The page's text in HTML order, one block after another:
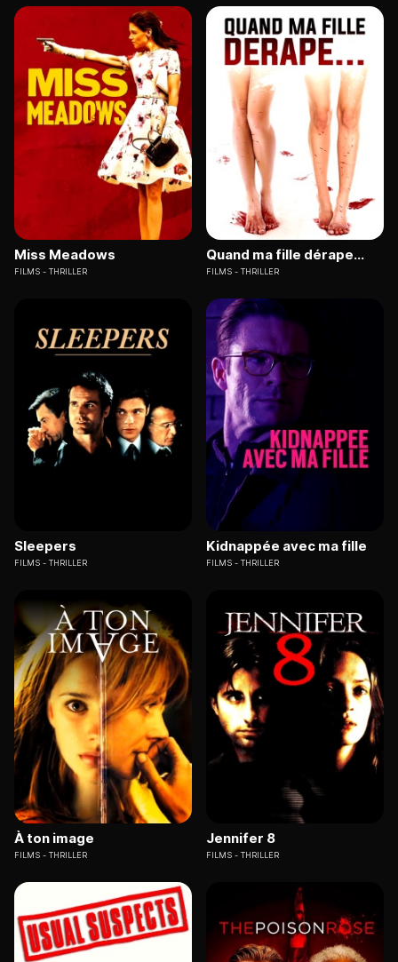
Miss Meadows
FILMS THRILLER
Quand ma fille dérape...
FILMS THRILLER
Sleepers
FILMS THRILLER
Kidnappée avec ma fille
FILMS THRILLER
À ton image
FILMS THRILLER
Jennifer 8
FILMS THRILLER